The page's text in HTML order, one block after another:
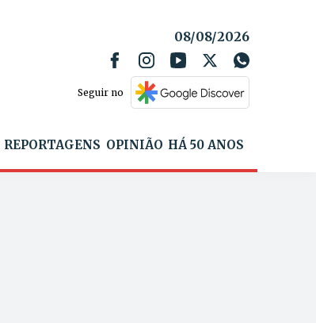
08/08/2026
Seguir no
REPORTAGENS OPINIÃO HÁ 50 ANOS